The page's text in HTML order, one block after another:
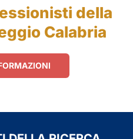
della
Calabria